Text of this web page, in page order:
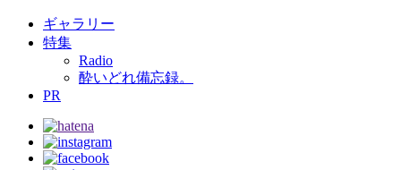
ギャラリー
特集
Radio
酔いどれ備忘録。
PR